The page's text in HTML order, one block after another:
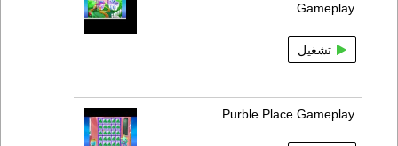
Gameplay
تشغيل
Purble Place Gameplay